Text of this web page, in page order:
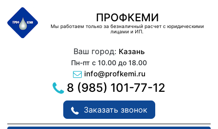
ПРОФКЕМИ
Мы работаем только за безналичный расчет с юридическими
лицами и ИП.
Ваш город: Казань
Пн-пт с 10.00 до 18.00
info@profkemi.ru
8 (985) 101-77-12
Заказать звонок